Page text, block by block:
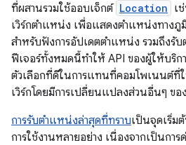
ที่ผสานรวมใช้ออบเจ็กต์ Location เ
เวิร์กตำแหน่ง เพื่อแสดงตำแหน่งทางภู
สำหรับฟังการอัปเดตตำแหน่ง รวมถึงรั
ฟีเจอร์ทั้งหมดนี้ทำให้ API ของผู้ให้บริ
ตัวเลือกที่ดีในการแทนที่คอมโพเนนต์ที่
เวิร์กโดยมีการเปลี่ยนแปลงส่วนอื่นๆ ข
การรับตำแหน่งล่าสุดที่ทราบเป็นจุดเริ่ม
การใช้งานหลายอย่าง เนื่องจากเป็นการ